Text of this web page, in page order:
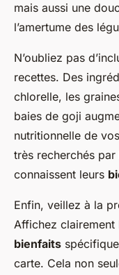
mais aussi une
l’amertume des
N’oubliez pas
recettes. Des
chlorelle, les
baies de goji
nutritionnelle de
très recherchés
connaissent leurs
Enfin, veillez à la
Affichez clairement
bienfaits
carte. Cela non